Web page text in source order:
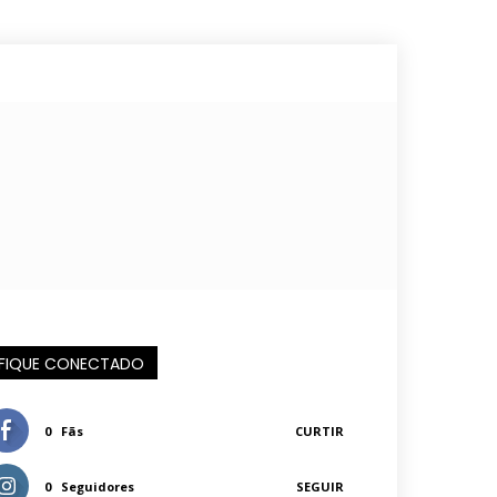
CONECTADO
0 Fãs CURTIR
0 Seguidores SEGUIR